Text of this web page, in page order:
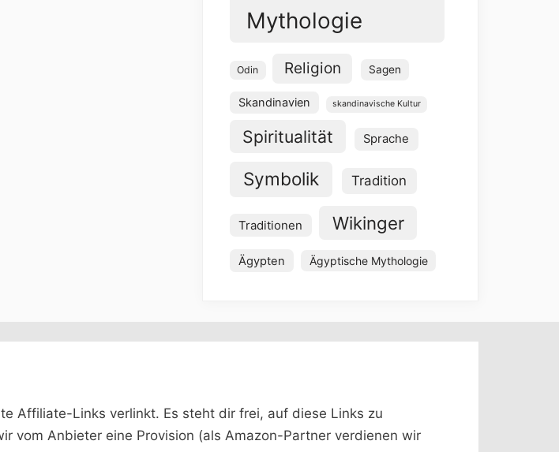
Mythologie
Odin Religion Sagen
Skandinavien skandinavische Kultur
Spiritualität Sprache
Symbolik Tradition
Traditionen Wikinger
Ägypten Ägyptische Mythologie
Affiliate-Links verlinkt. Es steht dir frei, auf diese Links zu
vom Anbieter eine Provision (als Amazon-Partner verdienen wir